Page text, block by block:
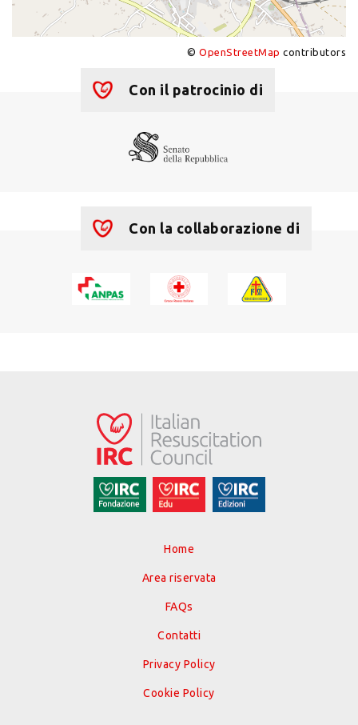
© OpenStreetMap contributors
Con il patrocinio di
Con la collaborazione di
Home
Area riservata
FAQs
Contatti
Privacy Policy
Cookie Policy